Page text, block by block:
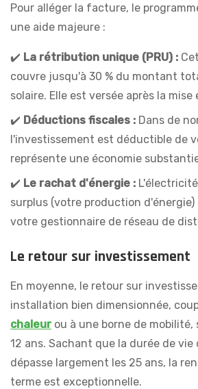
Pour alléger la facture, le
une aide majeure :
✔️ La rétribution unique (PRU) :
couvre jusqu'à 30 % du montant
solaire. Elle est versée après la mise
✔️ Déductions fiscales : Dans de
l'investissement est déductible de
représente une économie
✔️ Le rachat d'énergie :
surplus (votre production
votre gestionnaire de réseau de
Le retour sur investissement
En moyenne, le retour sur
installation bien dimensionnée,
chaleurou à une borne de
12 ans. Sachant que la durée de
dépasse largement les 25 ans, la
terme est exceptionnelle.